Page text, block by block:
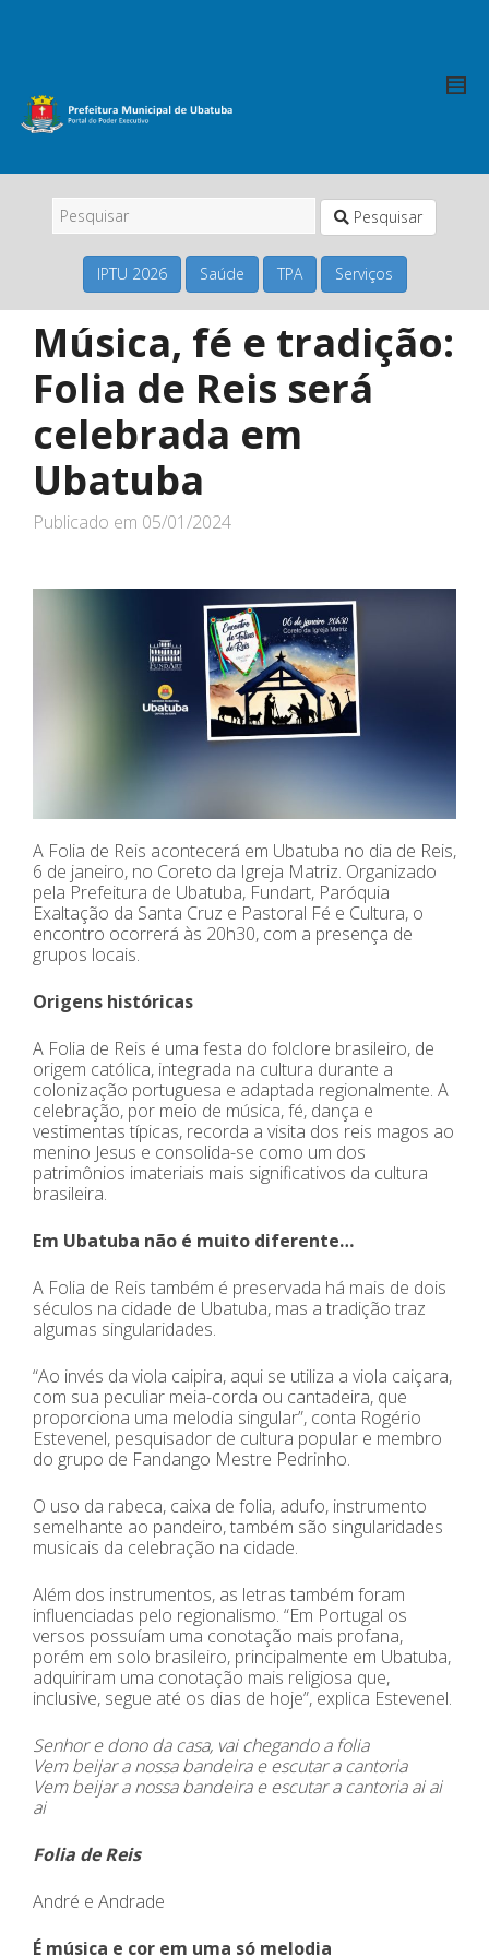
Pesquisar
IPTU 2026 Saúde TPA Serviços
Música, fé e tradição:
Folia de Reis será
celebrada em
Ubatuba
Publicado em 05/01/2024
A Folia de Reis acontecerá em Ubatuba no dia de Reis,
6 de janeiro, no Coreto da Igreja Matriz. Organizado
pela Prefeitura de Ubatuba, Fundart, Paróquia
Exaltação da Santa Cruz e Pastoral Fé e Cultura, o
encontro ocorrerá às 20h30, com a presença de
grupos locais.
Origens históricas
A Folia de Reis é uma festa do folclore brasileiro, de
origem católica, integrada na cultura durante a
colonização portuguesa e adaptada regionalmente. A
celebração, por meio de música, fé, dança e
vestimentas típicas, recorda a visita dos reis magos ao
menino Jesus e consolida-se como um dos
patrimônios imateriais mais significativos da cultura
brasileira.
Em Ubatuba não é muito diferente…
A Folia de Reis também é preservada há mais de dois
séculos na cidade de Ubatuba, mas a tradição traz
algumas singularidades.
“Ao invés da viola caipira, aqui se utiliza a viola caiçara,
com sua peculiar meia-corda ou cantadeira, que
proporciona uma melodia singular”, conta Rogério
Estevenel, pesquisador de cultura popular e membro
do grupo de Fandango Mestre Pedrinho.
O uso da rabeca, caixa de folia, adufo, instrumento
semelhante ao pandeiro, também são singularidades
musicais da celebração na cidade.
Além dos instrumentos, as letras também foram
influenciadas pelo regionalismo. “Em Portugal os
versos possuíam uma conotação mais profana,
porém em solo brasileiro, principalmente em Ubatuba,
adquiriram uma conotação mais religiosa que,
inclusive, segue até os dias de hoje”, explica Estevenel.
Senhor e dono da casa, vai chegando a folia
Vem beijar a nossa bandeira e escutar a cantoria
Vem beijar a nossa bandeira e escutar a cantoria ai ai
ai
Folia de Reis
André e Andrade
É música e cor em uma só melodia